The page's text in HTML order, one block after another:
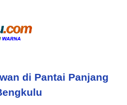
di Pantai Panjang